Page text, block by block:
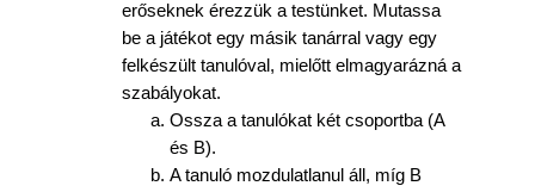
erőseknek érezzük a testünket. Mutassa
be a játékot egy másik tanárral vagy egy
felkészült tanulóval, mielőtt elmagyarázná a
szabályokat.
Ossza a tanulókat két csoportba (A
és B).
A tanuló mozdulatlanul áll, míg B